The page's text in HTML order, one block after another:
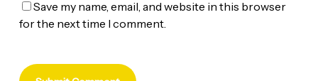
Save my name, email, and website in this browser
for the next time I comment.